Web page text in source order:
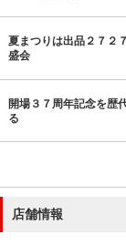
夏まつりは出品２７２
盛会
開場３７周年記念を歴
る
店舗情報